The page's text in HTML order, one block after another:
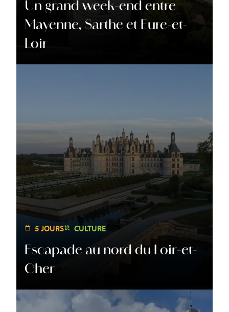
Un grand week-end entre
Mayenne, Sarthe et Eure-et-
Loir
5 JOURS CULTURE
Escapade au nord du Loir-et-
Cher